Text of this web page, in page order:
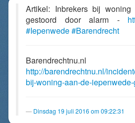
Artikel: Inbrekers bij
gestoord door alarm -
#Iepenwede#Barendrecht
Barendrechtnu.nl
http://barendrechtnu.nl/
bij-woning-aan-de-
Dinsdag 19 juli 2016 om 09:22:31